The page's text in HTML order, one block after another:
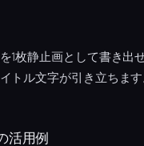
1枚静止画として書き
トル文字が引き立ちま
活用例